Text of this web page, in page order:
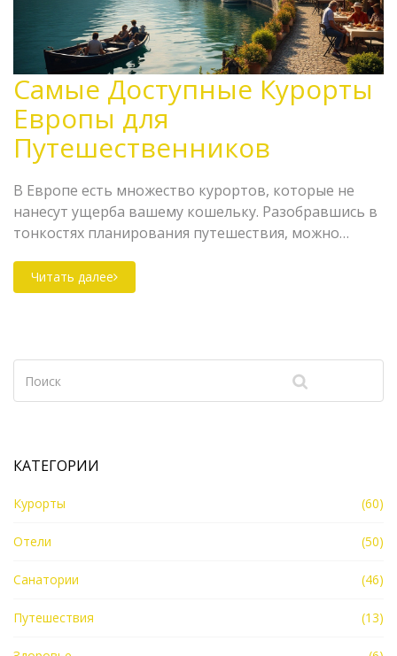
Самые Доступные Курорты
Европы для
Путешественников
В Европе есть множество курортов, которые не
нанесут ущерба вашему кошельку. Разобравшись в
тонкостях планирования путешествия, можно
сохранив высокий уровень сервиса и впечатлений.
Эта статья предлагает взглянуть на такие
ущерба для бюджета.
Читать далее
КАТЕГОРИИ
Курорты (60)
Отели (50)
Санатории (46)
Путешествия (13)